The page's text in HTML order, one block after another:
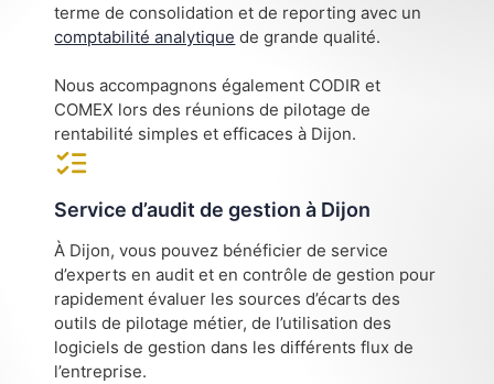
terme de consolidation et de reporting avec un
comptabilité analytique de grande qualité.
Nous accompagnons également CODIR et
COMEX lors des réunions de pilotage de
rentabilité simples et efficaces à Dijon.
Service d’audit de gestion à Dijon
À Dijon, vous pouvez bénéficier de service
d’experts en audit et en contrôle de gestion pour
rapidement évaluer les sources d’écarts des
outils de pilotage métier, de l’utilisation des
logiciels de gestion dans les différents flux de
l’entreprise.